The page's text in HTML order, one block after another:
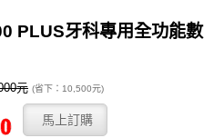
PLUS牙科專用全功能數
元 (省下：10,500元)